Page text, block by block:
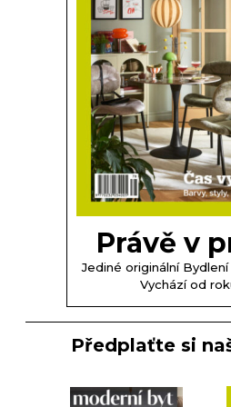
Právě v
Jediné originální
Vychází od
Předplaťte si